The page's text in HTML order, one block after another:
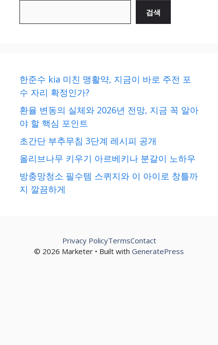
검색
한준수 kia 미친 맹활약, 지금이 바로 주전 포
수 자리 확정인가?
환율 변동의 실체와 2026년 전망, 지금 꼭 알아
야 할 핵심 포인트
초간단 부추무침 3단계 레시피 공개
올리브나무 키우기 아르베키나 분갈이 노하우
방충망청소 필수템 스퀴지와 이 아이로 창틀까
지 깔끔하게
© 2026 Marketer • Built with GeneratePress
Privacy PolicyTermsContact